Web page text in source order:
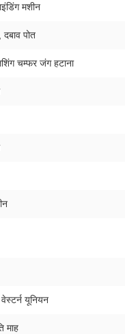
मशीन
पोत
चम्फर जंग हटाना
यूनियन
माह